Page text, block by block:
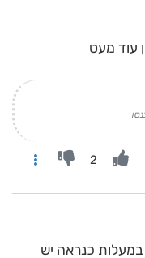
עוד מעט
2
כנראה יש